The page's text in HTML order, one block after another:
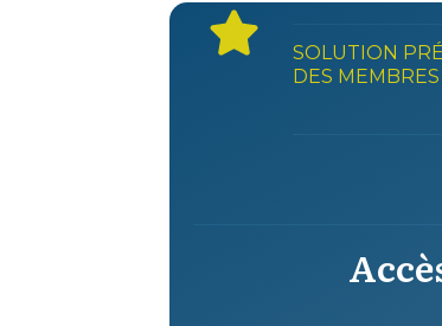
SOLUTION
DES